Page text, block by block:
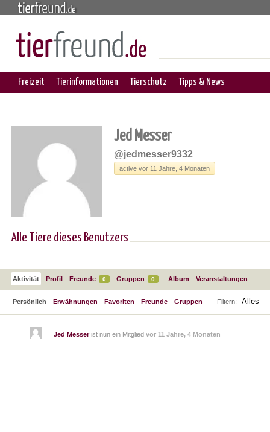
Freizeit Tierinformationen Tierschutz Tipps & News
Jed Messer
@jedmesser9332
active vor 11 Jahre, 4 Monaten
Alle Tiere dieses Benutzers
Aktivität Profil Freunde 0 Gruppen 0 Album Veranstaltungen
Persönlich Erwähnungen Favoriten Freunde Gruppen Filtern:
Jed Messerist nun ein Mitglied vor 11 Jahre, 4 Monaten